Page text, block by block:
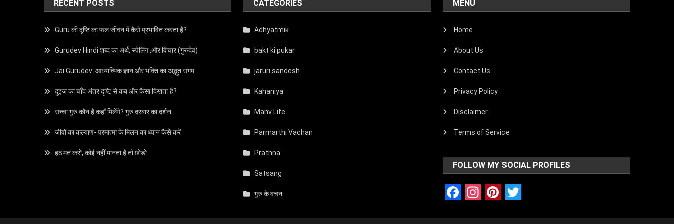
RECENT POSTS
Guru की दृष्टि का फल जीवन में कैसे प्रभावित करता है?
Gurudev Hindi शब्द का अर्थ, स्पेलिंग ,और विचार (गुरुदेव)
Jai Gurudev: आध्यात्मिक ज्ञान और भक्ति का अद्भुत संगम
दुइज का चाँद अंतर दृष्टि से कब और कैसा दिखता है?
सच्चा गुरु कौन है कहाँ मिलेंगे? गुरु दरबार का दर्शन
जीवों का कल्याण- परमात्मा के मिलन का ध्यान कैसे करें
हठ मत करो, कोई नहीं मानता है तो छोड़ो
CATEGORIES
Adhyatmik
bakt ki pukar
jaruri sandesh
Kahaniya
Manv Life
Parmarthi Vachan
Prathna
Satsang
गुरु के वचन
MENU
Home
About Us
Contact Us
Privacy Policy
Disclaimer
Terms of Service
FOLLOW MY SOCIAL PROFILES